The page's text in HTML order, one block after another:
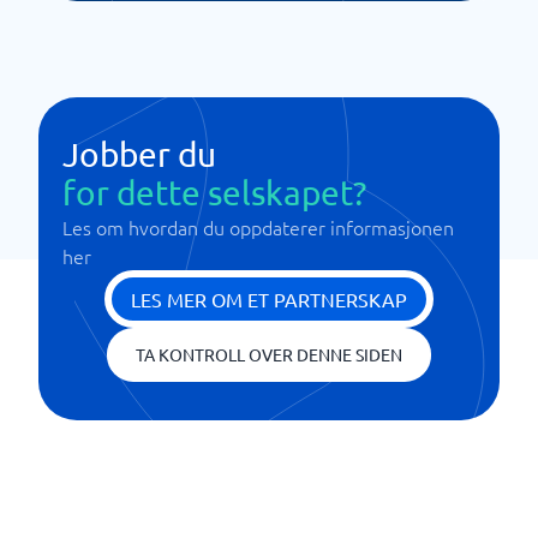
Jobber du
for dette selskapet?
Les om hvordan du oppdaterer informasjonen
her
LES MER OM ET PARTNERSKAP
TA KONTROLL OVER DENNE SIDEN